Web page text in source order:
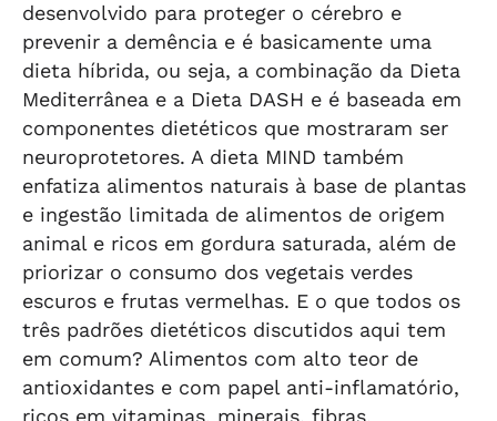
desenvolvido para proteger o cérebro e
prevenir a demência e é basicamente uma
dieta híbrida, ou seja, a combinação da Dieta
Mediterrânea e a Dieta DASH e é baseada em
componentes dietéticos que mostraram ser
neuroprotetores. A dieta MIND também
enfatiza alimentos naturais à base de plantas
e ingestão limitada de alimentos de origem
animal e ricos em gordura saturada, além de
priorizar o consumo dos vegetais verdes
escuros e frutas vermelhas. E o que todos os
três padrões dietéticos discutidos aqui tem
em comum? Alimentos com alto teor de
antioxidantes e com papel anti-inflamatório,
ricos em vitaminas, minerais, fibras,